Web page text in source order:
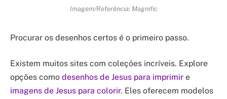
Imagem/Referência: Magnific
Procurar os desenhos certos é o primeiro passo.
Existem muitos sites com coleções incríveis. Explore
opções como desenhos de Jesus para imprimir e
imagens de Jesus para colorir. Eles oferecem modelos